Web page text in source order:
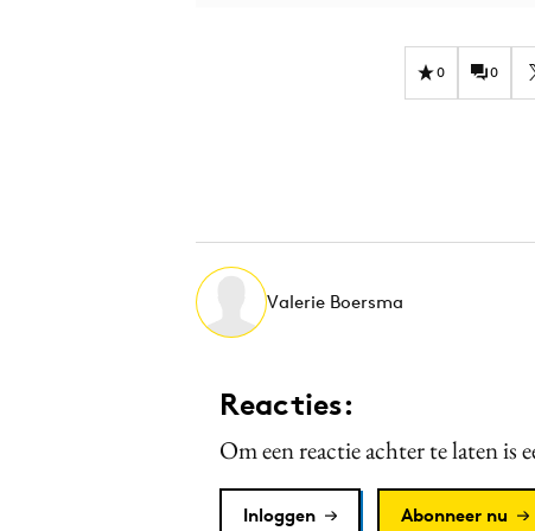
0 0
Valerie Boersma
Reacties:
Om een reactie achter te laten is
Inloggen Abonneer nu